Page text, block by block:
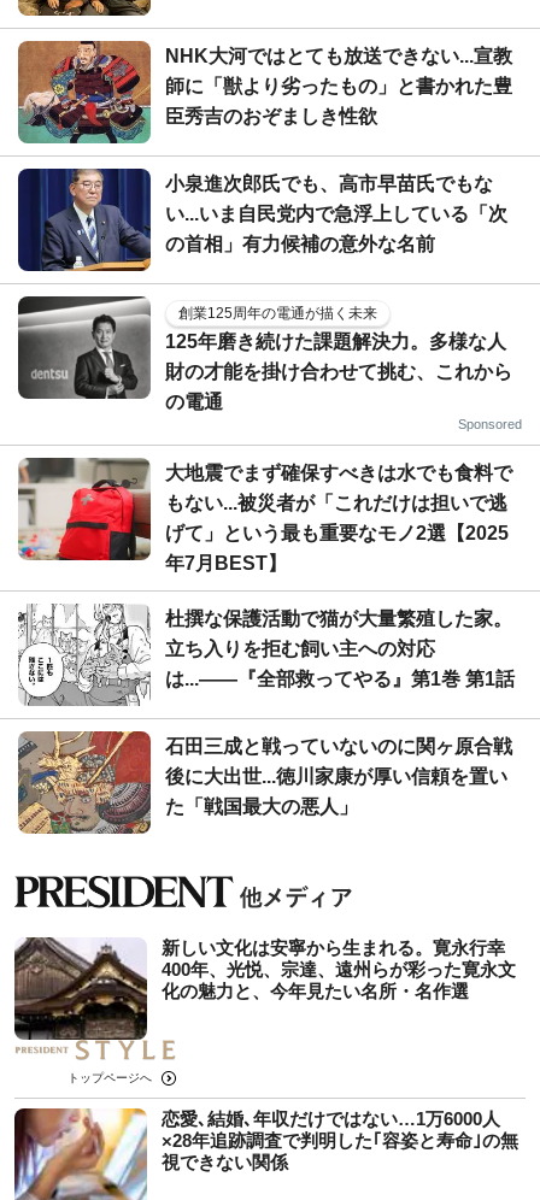
NHK大河ではとても放送できない...宣教
師に「獣より劣ったもの」と書かれた豊
臣秀吉のおぞましき性欲
小泉進次郎氏でも、高市早苗氏でもな
い...いま自民党内で急浮上している「次
の首相」有力候補の意外な名前
創業125周年の電通が描く未来
125年磨き続けた課題解決力。多様な人
財の才能を掛け合わせて挑む、これから
の電通
Sponsored
大地震でまず確保すべきは水でも食料で
もない...被災者が「これだけは担いで逃
げて」という最も重要なモノ2選【2025
年7月BEST】
杜撰な保護活動で猫が大量繁殖した家。
立ち入りを拒む飼い主への対応
は...――『全部救ってやる』第1巻 第1話
石田三成と戦っていないのに関ヶ原合戦
後に大出世...徳川家康が厚い信頼を置い
た「戦国最大の悪人」
新しい文化は安寧から生まれる。寛永行幸
400年、光悦、宗達、遠州らが彩った寛永文
化の魅力と、今年見たい名所・名作選
トップページへ
恋愛､結婚､年収だけではない…1万6000人
×28年追跡調査で判明した｢容姿と寿命｣の無
視できない関係